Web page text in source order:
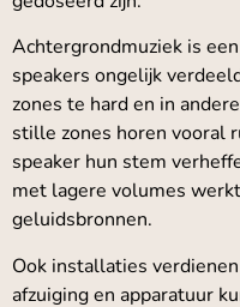
Achtergrondmuziek is
speakers ongelijk
zones te hard en in
stille zones horen vooral
speaker hun stem
met lagere volumes
geluidsbronnen.
Ook installaties
afzuiging en apparatuur